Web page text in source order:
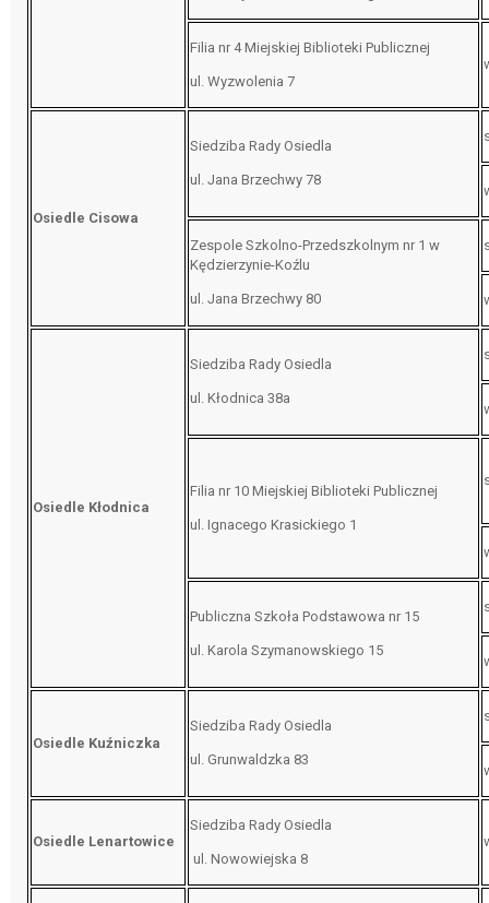
Filia nr 4 Miejskiej Biblioteki Publicznej
ul. Wyzwolenia 7
Osiedle Cisowa
Siedziba Rady Osiedla
ul. Jana Brzechwy 78
Zespole Szkolno-Przedszkolnym nr 1 w
Kędzierzynie-Koźlu
ul. Jana Brzechwy 80
Osiedle Kłodnica
Siedziba Rady Osiedla
ul. Kłodnica 38a
Filia nr 10 Miejskiej Biblioteki Publicznej
ul. Ignacego Krasickiego 1
Publiczna Szkoła Podstawowa nr 15
ul. Karola Szymanowskiego 15
Osiedle Kuźniczka
Siedziba Rady Osiedla
ul. Grunwaldzka 83
Osiedle Lenartowice
Siedziba Rady Osiedla
ul. Nowowiejska 8